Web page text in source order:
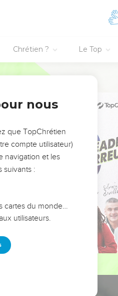
Chrétien ? Le Top
nous
que TopChrétien
compte utilisateur)
navigation et les
suivants :
cartes du monde…
utilisateurs.